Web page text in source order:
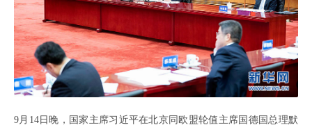
9月14日晚，国家主席习近平在北京同欧盟轮值主席国德国总理默